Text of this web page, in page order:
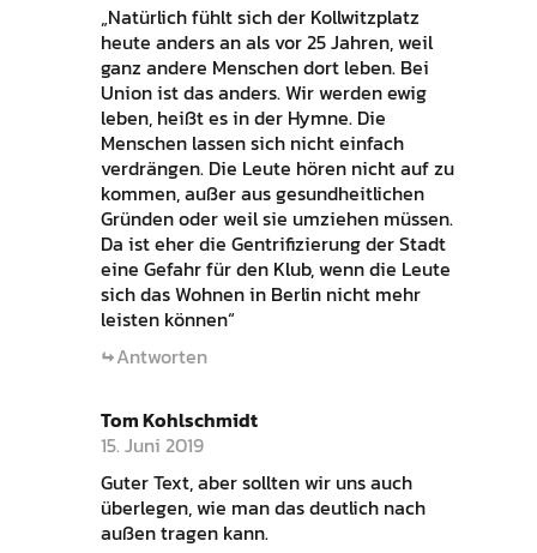
„Natürlich fühlt sich der Kollwitzplatz
heute anders an als vor 25 Jahren, weil
ganz andere Menschen dort leben. Bei
Union ist das anders. Wir werden ewig
leben, heißt es in der Hymne. Die
Menschen lassen sich nicht einfach
verdrängen. Die Leute hören nicht auf zu
kommen, außer aus gesundheitlichen
Gründen oder weil sie umziehen müssen.
Da ist eher die Gentrifizierung der Stadt
eine Gefahr für den Klub, wenn die Leute
sich das Wohnen in Berlin nicht mehr
leisten können“
Antworten
Tom Kohlschmidt
15. Juni 2019
Guter Text, aber sollten wir uns auch
überlegen, wie man das deutlich nach
außen tragen kann.